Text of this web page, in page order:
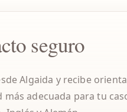
seguro
Algaida y recibe
más adecuada para tu